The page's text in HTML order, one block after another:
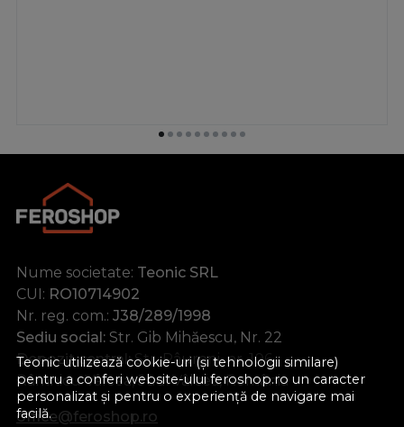
Teonic utilizează cookie-uri (și tehnologii similare)
pentru a conferi website-ului feroshop.ro un caracter
personalizat și pentru o experiență de navigare mai
facilă.
Nume societate: Teonic SRL
CUI: RO10714902
Nr. reg. com.: J38/289/1998
Sediu social: Str. Gib Mihăescu, Nr. 22
Depozit central:Str. Râureni, nr. 106
Râmnicu Vâlcea, Jud. Vâlcea, România
office@feroshop.ro